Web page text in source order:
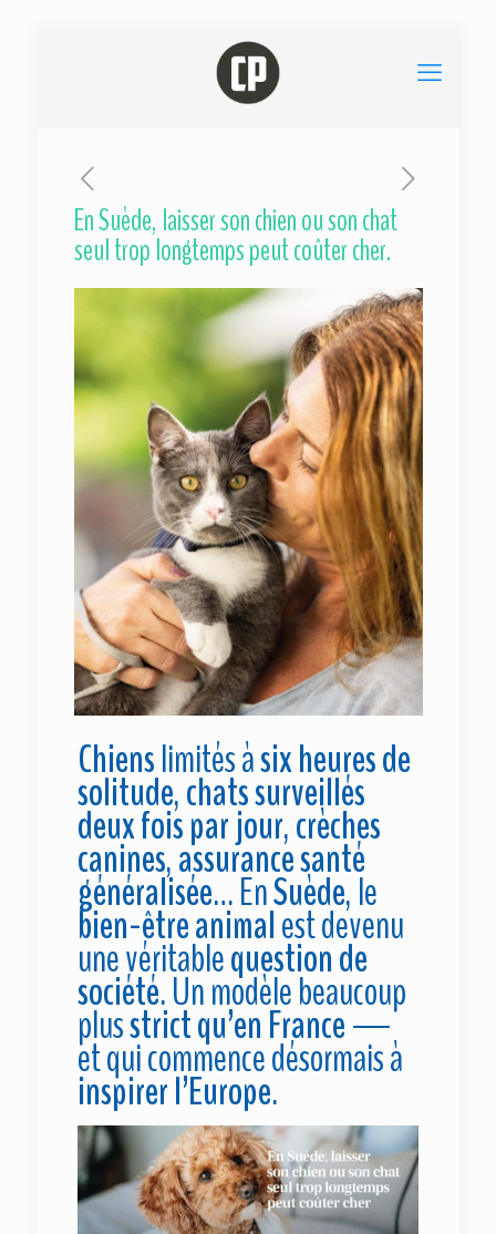
En Suède, laisser son chien ou son chat
seul trop longtemps peut coûter cher.
Chienslimités àsix heures de
solitude,chats surveillés
deux fois par jour,crèches
canines,assurance santé
généralisée… EnSuède, le
bien-être animalest devenu
une véritablequestion de
société. Un modèle beaucoup
plusstrict qu’en France—
et qui commence désormais à
inspirer l’Europe.